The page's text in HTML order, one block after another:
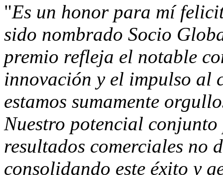
"Es un honor para mí
sido nombrado Socio
premio refleja el notable
innovación y el impulso al
estamos sumamente
Nuestro potencial
resultados comerciales no
consolidando este éxito y